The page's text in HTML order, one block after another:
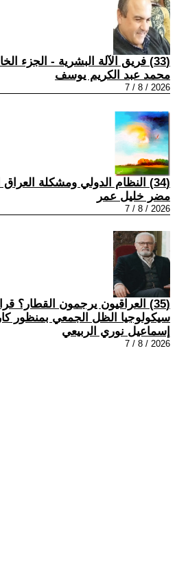
(33) فريق الآلة البشرية - الجزء الخامس
محمد عبد الكريم يوسف
2026 / 8 / 7
(34) النظام الدولي ومشكلة العراق المالية
مضر خليل عمر
2026 / 8 / 7
(35) العراقيون يرجمون القطار؟
سيكولوجيا الظل الجمعي بمنظور
إسماعيل نوري الربيعي
2026 / 8 / 7